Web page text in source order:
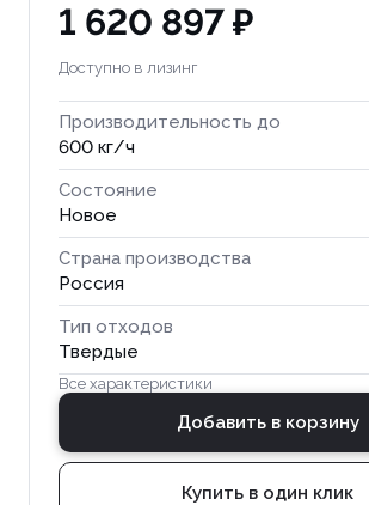
1 620 897 ₽
Доступно в лизинг
Производительность до
600 кг/ч
Состояние
Новое
Страна производства
Россия
Тип отходов
Твердые
Все характеристики
Добавить в корзину
Купить в один клик